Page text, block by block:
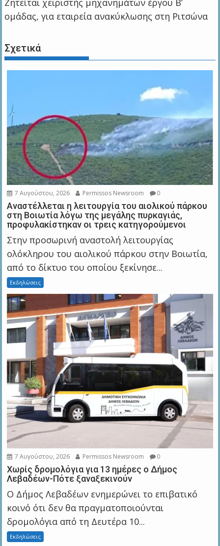
ομάδας, για εταιρεία ανακύκλωσης στη Ριτσώνα
Σχετικά
7 Αυγούστου, 2026 Permissos Newsroom 0
Αναστέλλεται η λειτουργία του αιολικού πάρκου
στη Βοιωτία λόγω της μεγάλης πυρκαγιάς,
προφυλακίστηκαν οι τρεις κατηγορούμενοι
Στην προσωρινή αναστολή λειτουργίας
ολόκληρου του αιολικού πάρκου στην Βοιωτία,
από το δίκτυο του οποίου ξεκίνησε...
Εκδηλώσεις
7 Αυγούστου, 2026 Permissos Newsroom 0
Χωρίς δρομολόγια για 13 ημέρες ο Δήμος
Λεβαδέων-Πότε ξαναξεκινούν
Ο Δήμος Λεβαδέων ενημερώνει το επιβατικό
κοινό ότι δεν θα πραγματοποιούνται
δρομολόγια από τη Δευτέρα 10...
Εκδηλώσεις